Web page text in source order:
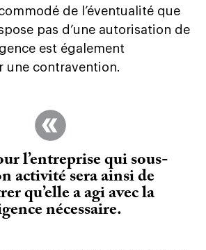
de l’éventualité que
pas d’une autorisation de
est également
une contravention.
l’entreprise qui sous-
activité sera ainsi de
qu’elle a agi avec la
nécessaire.